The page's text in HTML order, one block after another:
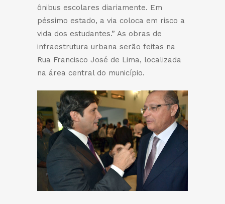
ônibus escolares diariamente. Em
péssimo estado, a via coloca em risco a
vida dos estudantes.” As obras de
infraestrutura urbana serão feitas na
Rua Francisco José de Lima, localizada
na área central do município.